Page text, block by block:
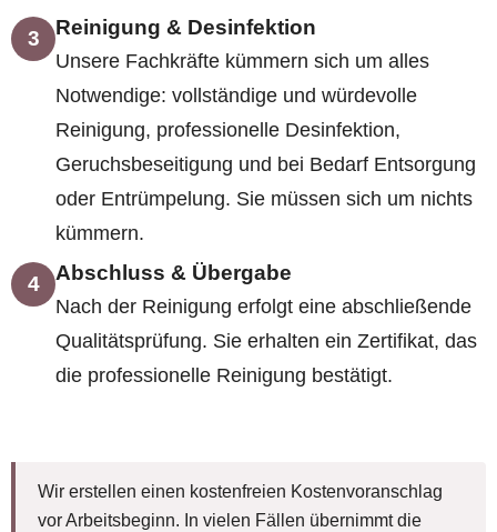
3 Reinigung & Desinfektion
Unsere Fachkräfte kümmern sich um alles
Notwendige: vollständige und würdevolle
Reinigung, professionelle Desinfektion,
Geruchsbeseitigung und bei Bedarf Entsorgung
oder Entrümpelung. Sie müssen sich um nichts
kümmern.
4 Abschluss & Übergabe
Nach der Reinigung erfolgt eine abschließende
Qualitätsprüfung. Sie erhalten ein Zertifikat, das
die professionelle Reinigung bestätigt.
Wir erstellen einen kostenfreien Kostenvoranschlag
vor Arbeitsbeginn. In vielen Fällen übernimmt die